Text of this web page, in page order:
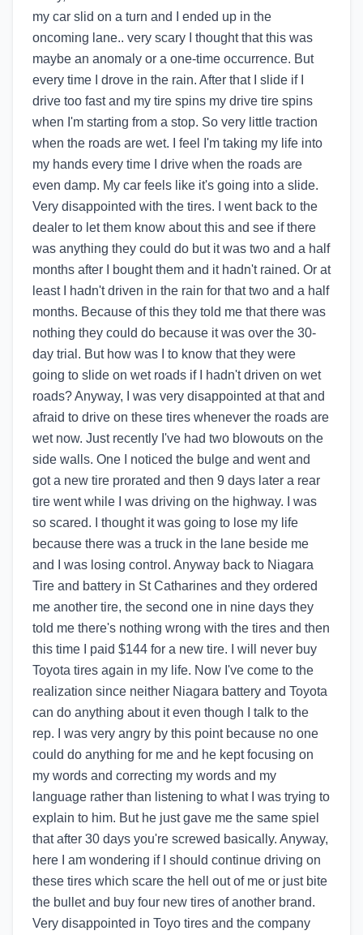
my car slid on a turn and I ended up in the
oncoming lane.. very scary I thought that this was
maybe an anomaly or a one-time occurrence. But
every time I drove in the rain. After that I slide if I
drive too fast and my tire spins my drive tire spins
when I'm starting from a stop. So very little traction
when the roads are wet. I feel I'm taking my life into
my hands every time I drive when the roads are
even damp. My car feels like it's going into a slide.
Very disappointed with the tires. I went back to the
dealer to let them know about this and see if there
was anything they could do but it was two and a half
months after I bought them and it hadn't rained. Or at
least I hadn't driven in the rain for that two and a half
months. Because of this they told me that there was
nothing they could do because it was over the 30-
day trial. But how was I to know that they were
going to slide on wet roads if I hadn't driven on wet
roads? Anyway, I was very disappointed at that and
afraid to drive on these tires whenever the roads are
wet now. Just recently I've had two blowouts on the
side walls. One I noticed the bulge and went and
got a new tire prorated and then 9 days later a rear
tire went while I was driving on the highway. I was
so scared. I thought it was going to lose my life
because there was a truck in the lane beside me
and I was losing control. Anyway back to Niagara
Tire and battery in St Catharines and they ordered
me another tire, the second one in nine days they
told me there's nothing wrong with the tires and then
this time I paid $144 for a new tire. I will never buy
Toyota tires again in my life. Now I've come to the
realization since neither Niagara battery and Toyota
can do anything about it even though I talk to the
rep. I was very angry by this point because no one
could do anything for me and he kept focusing on
my words and correcting my words and my
language rather than listening to what I was trying to
explain to him. But he just gave me the same spiel
that after 30 days you're screwed basically. Anyway,
here I am wondering if I should continue driving on
these tires which scare the hell out of me or just bite
the bullet and buy four new tires of another brand.
Very disappointed in Toyo tires and the company